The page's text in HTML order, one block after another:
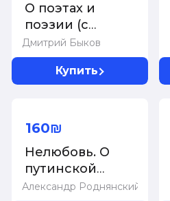
Дмитрий Быков
О поэтах и
поэзии (с
иллюстрациями)
Купить
Александр Роднянский
Нелюбовь. О
путинской
России в
160₪